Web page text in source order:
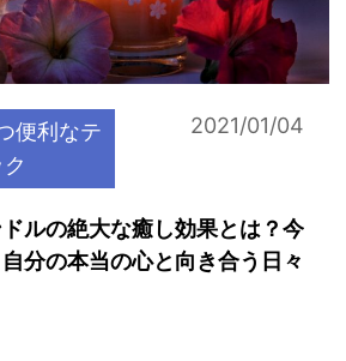
便利なテ
2021/01/04
ルの絶大な癒し効果とは？今
分の本当の心と向き合う日々